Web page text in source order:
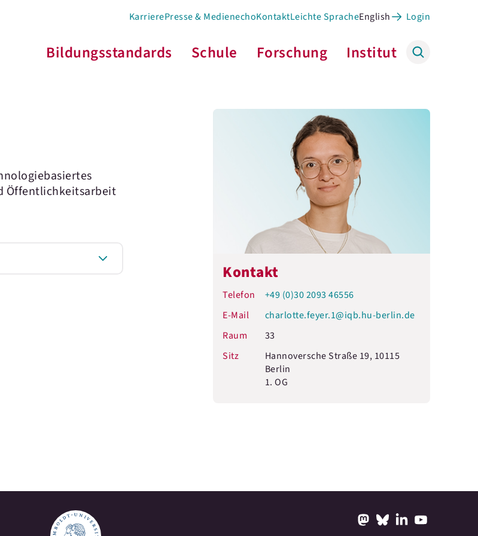
KarrierePresse & MedienechoKontaktLeichte SpracheEnglish Login
Bildungsstandards Schule Forschung Institut
Öffentlichkeitsarbeit
Kontakt
Telefon
+49 (0)30 2093 46556
E-Mail
charlotte.feyer.1@iqb.hu-berlin.de
Raum
33
Sitz
Hannoversche Straße 19, 10115
Berlin
1. OG